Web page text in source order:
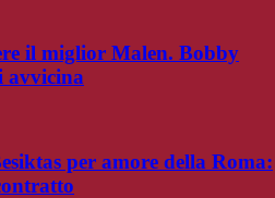
il miglior Malen. Bobby
avvicina
per amore della Roma: